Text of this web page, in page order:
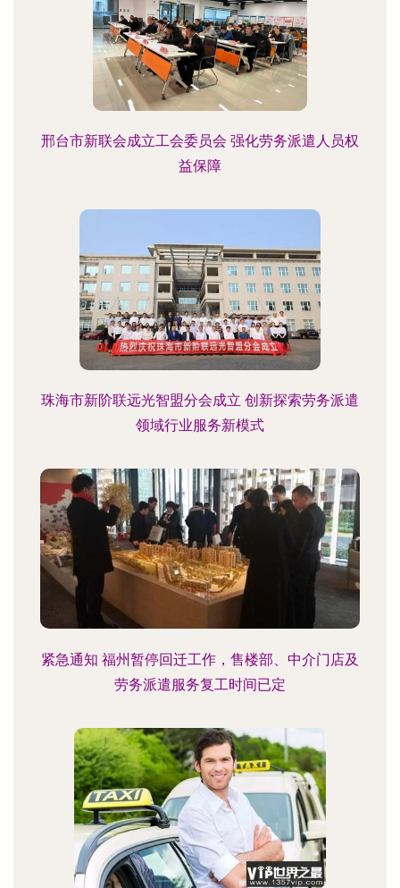
邢台市新联会成立工会委员会 强化劳务派遣人员权
益保障
珠海市新阶联远光智盟分会成立 创新探索劳务派遣
领域行业服务新模式
紧急通知 福州暂停回迁工作，售楼部、中介门店及
劳务派遣服务复工时间已定